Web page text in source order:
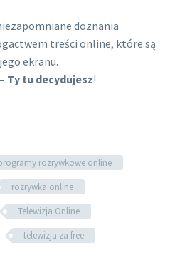
doznania
treści online, które są
ekranu.
Ty tu decydujesz!
rozrywkowe online
rozrywka online
Telewizja Online
telewizja za free